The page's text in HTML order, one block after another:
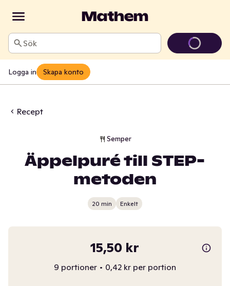
Sök
Logga in Skapa konto
Recept
Semper
Äppelpuré till STEP-
metoden
20 min Enkelt
15,50 kr
9 portioner • 0,42 kr per portion